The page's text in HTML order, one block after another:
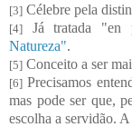
[3] Célebre pela
[4] Já tratada "en
Natureza".
[5] Conceito a ser
[6] Precisamos
mas pode ser que,
escolha a servidão.